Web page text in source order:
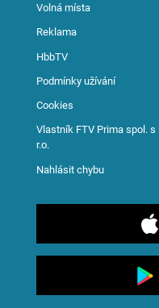
Volná místa
Reklama
HbbTV
Podmínky užívání
Cookies
Vlastník FTV Prima spol. s
r.o.
Nahlásit chybu